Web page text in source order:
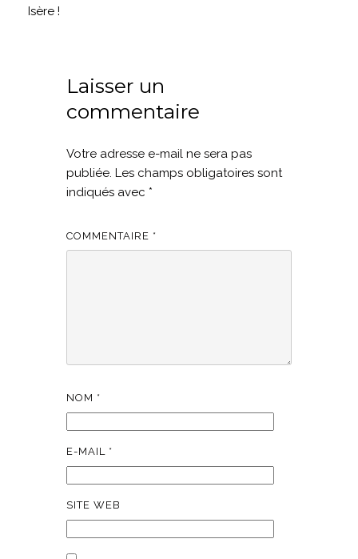
Isère !
Laisser un
commentaire
Votre adresse e-mail ne sera pas
publiée. Les champs obligatoires sont
indiqués avec *
COMMENTAIRE *
NOM *
E-MAIL *
SITE WEB